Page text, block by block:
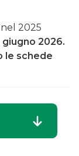
2025
2026.
le schede